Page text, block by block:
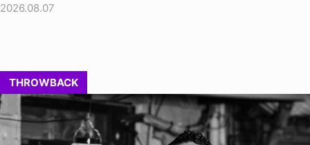
2026.08.07
THROWBACK